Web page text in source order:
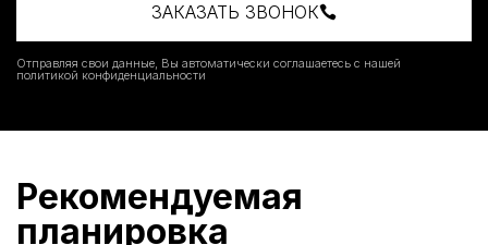
ЗАКАЗАТЬ ЗВОНОК
Отправляя свои данные, Вы автоматически соглашаетесь с нашей
политикой конфиденциальности
Рекомендуемая
планировка